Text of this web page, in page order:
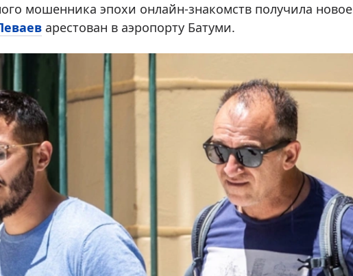
мошенника эпохи онлайн-знакомств получила новое
арестован в аэропорту Батуми.